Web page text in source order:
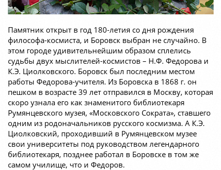
Памятник открыт в год 180-летия со дня рождения
философа-космиста, и Боровск выбран не случайно. В
этом городе удивительнейшим образом сплелись
судьбы двух мыслителей-космистов – Н.Ф. Федорова и
К.Э. Циолковского. Боровск был последним местом
работы Федорова-учителя. Из Боровска в 1868 г. он
пешком в возрасте 39 лет отправился в Москву, которая
скоро узнала его как знаменитого библиотекаря
Румянцевского музея, «Московского Сократа», ставшего
одним из родоначальников русского космизма. А К.Э.
Циолковский, проходивший в Румянцевском музее
свои университеты под руководством легендарного
библиотекаря, позднее работал в Боровске в том же
самом училище, что и Федоров.